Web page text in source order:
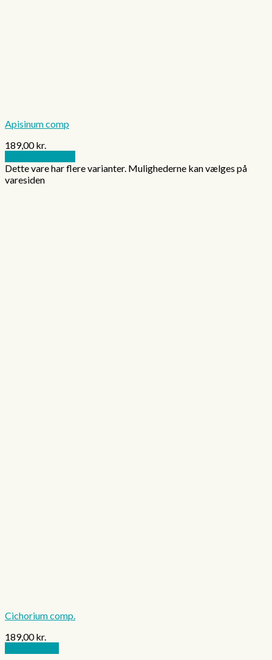
Apisinum comp
189,00kr.
Dette vare har flere varianter. Mulighederne kan vælges på
varesiden
Cichorium comp.
189,00kr.